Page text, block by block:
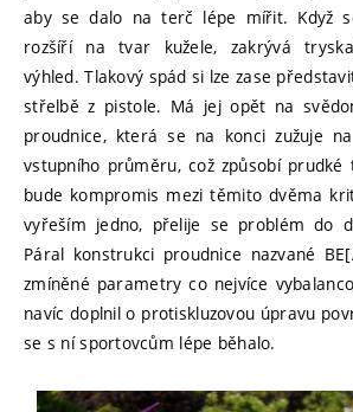
aby se dalo na terč lépe mířit. Když
rozšíří na tvar kužele, zakrývá
výhled. Tlakový spád si lze zase
střelbě z pistole. Má jej opět na
proudnice, která se na konci zužuje
vstupního průměru, což způsobí prudké
bude kompromis mezi těmito dvěma
vyřeším jedno, přelije se problém do
Páral konstrukci proudnice nazvané
zmíněné parametry co nejvíce
navíc doplnil o protiskluzovou úpravu
se s ní sportovcům lépe běhalo.